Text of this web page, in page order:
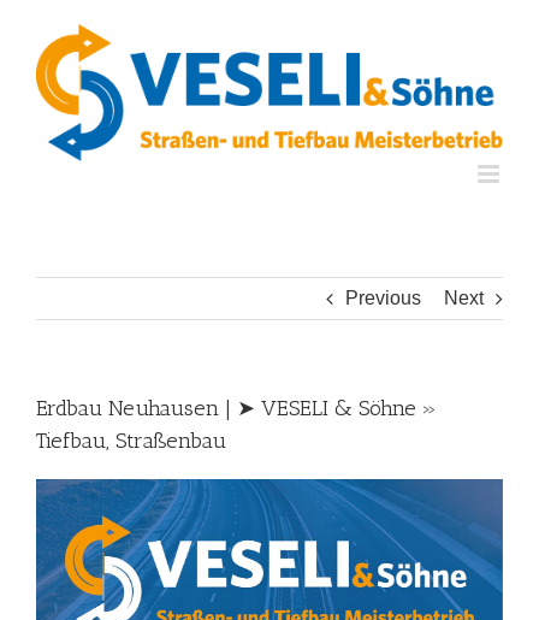
content
Previous Next
Erdbau Neuhausen | ➤ VESELI & Söhne »
Tiefbau, Straßenbau